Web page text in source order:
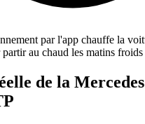
par l'app chauffe la
au chaud les matins froids
de la